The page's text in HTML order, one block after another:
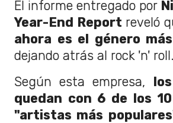
El informe entregado por
Year-End Report reveló
ahora es el género
dejando atrás al rock 'n' roll.
Según esta empresa,
quedan con 6 de los
"artistas más